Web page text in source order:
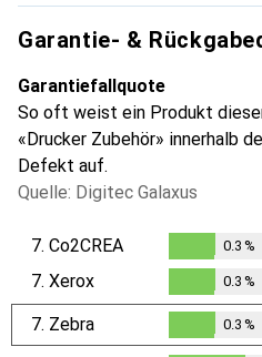
Garantie- &
Garantiefallquote
So oft weist ein Produkt
«Drucker Zubehör» innerhalb
Defekt auf.
Quelle: Digitec Galaxus
7. Co2CREA
0.3%
0.3 %
7. Xerox
0.3%
0.3 %
7. Zebra
0.3%
0.3 %